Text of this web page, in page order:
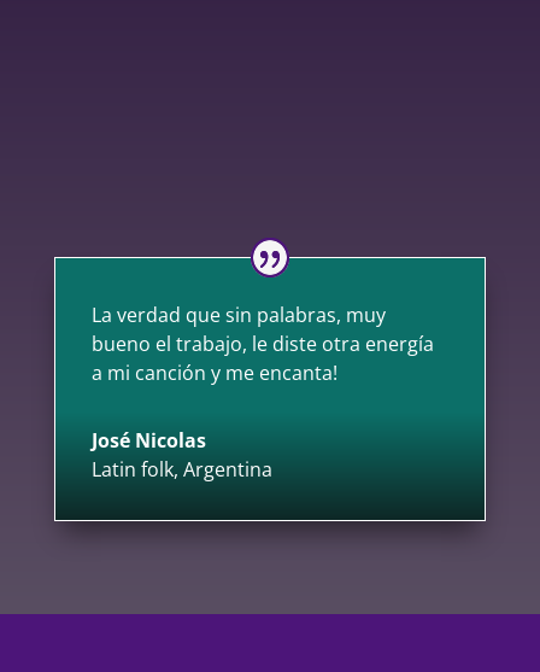
La verdad que sin palabras, muy
bueno el trabajo, le diste otra energía
a mi canción y me encanta!
José Nicolas
Latin folk, Argentina